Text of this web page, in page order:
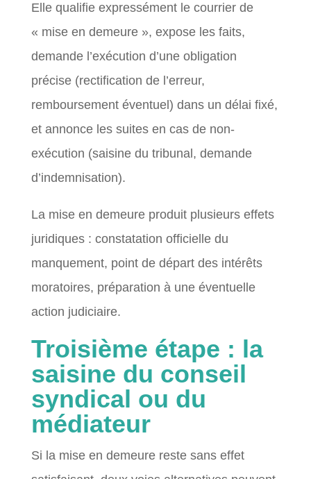
Elle qualifie expressément le courrier de
« mise en demeure », expose les faits,
demande l’exécution d’une obligation
précise (rectification de l’erreur,
remboursement éventuel) dans un délai fixé,
et annonce les suites en cas de non-
exécution (saisine du tribunal, demande
d’indemnisation).
La mise en demeure produit plusieurs effets
juridiques : constatation officielle du
manquement, point de départ des intérêts
moratoires, préparation à une éventuelle
action judiciaire.
Troisième étape : la
saisine du conseil
syndical ou du
médiateur
Si la mise en demeure reste sans effet